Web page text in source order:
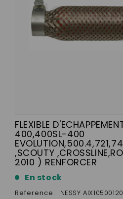
FLEXIBLE
400,400SL-400
,SCOUTY
2010 ) RENFORCER
En stock
Reference: NESSY